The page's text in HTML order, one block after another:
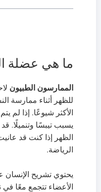
ما هي عضلة
الممارسون الطبيون
للظهر أثناء ممارسة
الأكثر شيوعًا. إذا لم
يسبب تيبسًا وتنميلًا.
الظهر إذا كنت قد
الرياضة.
يحتوي تشريح
الأعضاء تتجمع معًا في